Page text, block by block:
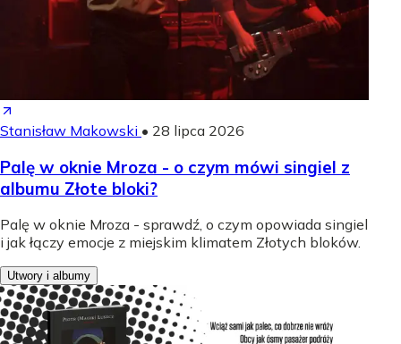
Stanisław Makowski • 28 lipca 2026
Palę w oknie Mroza - o czym mówi singiel z
albumu Złote bloki?
Palę w oknie Mroza - sprawdź, o czym opowiada singiel
i jak łączy emocje z miejskim klimatem Złotych bloków.
Utwory i albumy